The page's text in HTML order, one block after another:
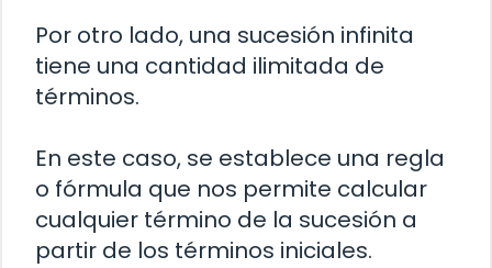
Por otro lado, una sucesión infinita
tiene una cantidad ilimitada de
términos.
En este caso, se establece una regla
o fórmula que nos permite calcular
cualquier término de la sucesión a
partir de los términos iniciales.